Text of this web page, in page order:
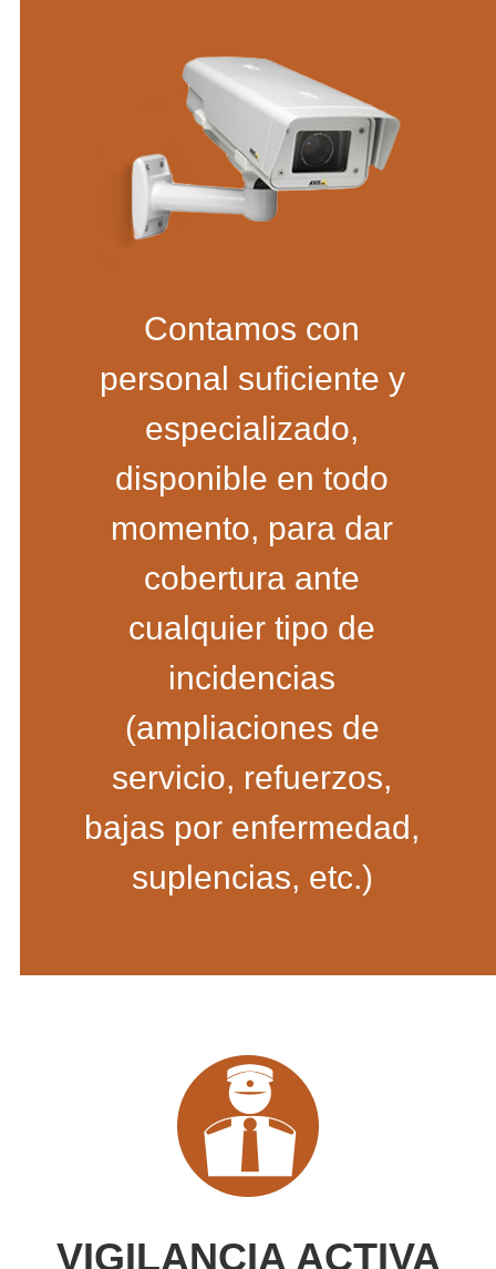
Contamos con
personal suficiente y
especializado,
disponible en todo
momento, para dar
cobertura ante
cualquier tipo de
incidencias
(ampliaciones de
servicio, refuerzos,
bajas por enfermedad,
suplencias, etc.)
VIGILANCIA ACTIVA